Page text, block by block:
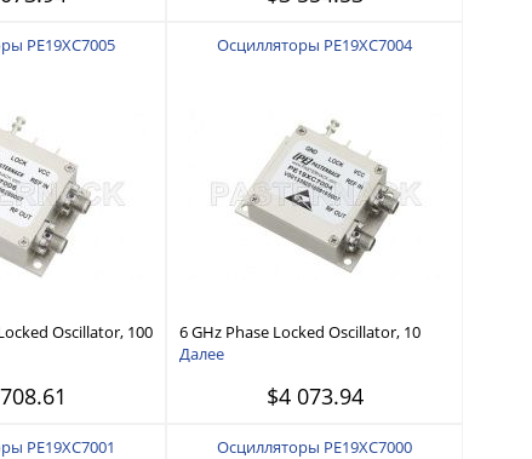
PE19XC7005
Oscillator, 100
Phase Noise -110
Осцилляторы PE19XC7004
6 GHz Phase Locked Oscillator, 10
MHz External Ref., Phase Noise -95
Далее
$4 073.94
PE19XC7001 Осцилляторы PE19XC7000